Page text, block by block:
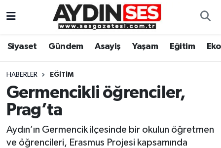
Siyaset Gündem Asayiş Yaşam Eğitim
HABERLER EĞITIM
Germencikli öğrenciler,
Prag’ta
Aydın’ın Germencik ilçesinde bir okulun öğretmen
ve öğrencileri, Erasmus Projesi kapsamında
Gündem
Siyaset
Ekonomi
Yaşam
Aydın Hava Durumu
Aydin Namaz Vakitleri
Aydın Trafik Yoğunluk Haritası
Süper Lig Puan Durumu ve Fikstür